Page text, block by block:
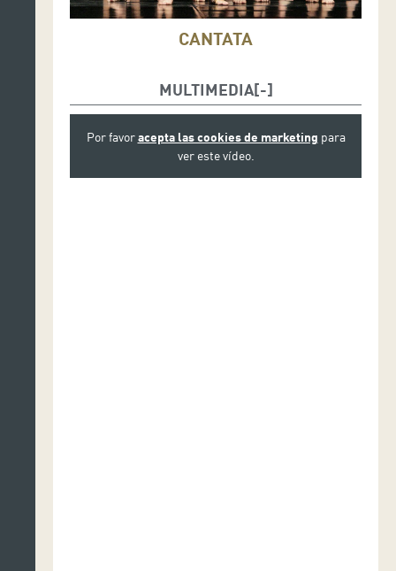
CANTATA
MULTIMEDIA
Por favoracepta las cookies de marketing para
ver este vídeo.